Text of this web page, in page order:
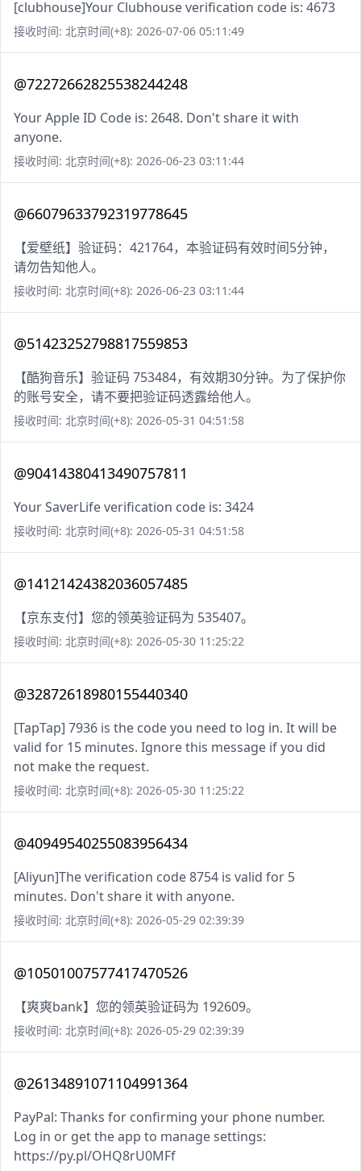
[clubhouse]Your Clubhouse verification code is: 4673
接收时间: 北京时间(+8): 2026-07-06 05:11:49
@72272662825538244248
Your Apple ID Code is: 2648. Don't share it with
anyone.
接收时间: 北京时间(+8): 2026-06-23 03:11:44
@66079633792319778645
【爱壁纸】验证码：421764，本验证码有效时间5分钟，
请勿告知他人。
接收时间: 北京时间(+8): 2026-06-23 03:11:44
@51423252798817559853
【酷狗音乐】验证码 753484，有效期30分钟。为了保护你
的账号安全，请不要把验证码透露给他人。
接收时间: 北京时间(+8): 2026-05-31 04:51:58
@90414380413490757811
Your SaverLife verification code is: 3424
接收时间: 北京时间(+8): 2026-05-31 04:51:58
@14121424382036057485
【京东支付】您的领英验证码为 535407。
接收时间: 北京时间(+8): 2026-05-30 11:25:22
@32872618980155440340
[TapTap] 7936 is the code you need to log in. It will be
valid for 15 minutes. Ignore this message if you did
not make the request.
接收时间: 北京时间(+8): 2026-05-30 11:25:22
@40949540255083956434
[Aliyun]The verification code 8754 is valid for 5
minutes. Don't share it with anyone.
接收时间: 北京时间(+8): 2026-05-29 02:39:39
@10501007577417470526
【爽爽bank】您的领英验证码为 192609。
接收时间: 北京时间(+8): 2026-05-29 02:39:39
@26134891071104991364
PayPal: Thanks for confirming your phone number.
Log in or get the app to manage settings:
https://py.pl/OHQ8rU0MFf